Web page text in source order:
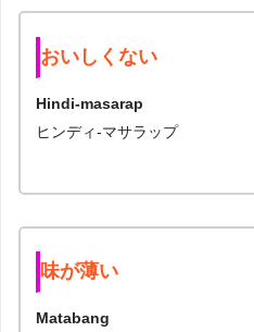
おいしくない
Hindi-masarap
ヒンディ-マサラップ
味が薄い
Matabang